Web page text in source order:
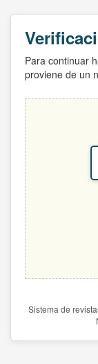
Para continuar
proviene de un
Sistema de